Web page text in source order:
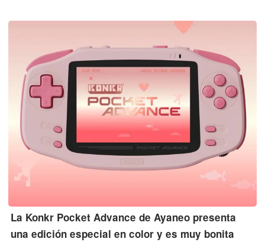
La Konkr Pocket Advance de Ayaneo presenta
una edición especial en color y es muy bonita